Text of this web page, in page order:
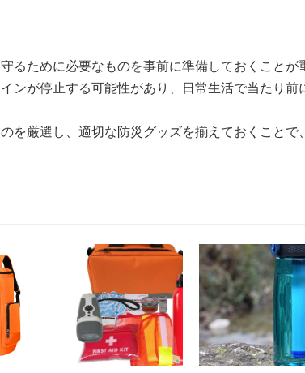
るために必要なものを事前に準備しておくことが
ンが停止する可能性があり、日常生活で当たり前
を厳選し、適切な防災グッズを揃えておくこと